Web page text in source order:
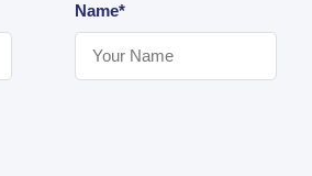
Name*